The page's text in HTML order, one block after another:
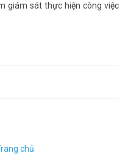
giám sát thực hiện công việc
chủ